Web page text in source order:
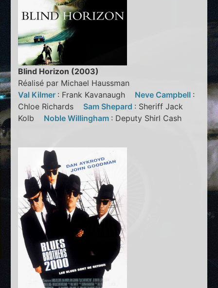
Blind Horizon (2003)
Réalisé par Michael Haussman
Val Kilmer : Frank Kavanaugh Neve Campbell :
Chloe Richards Sam Shepard : Sheriff Jack
Kolb Noble Willingham : Deputy Shirl Cash